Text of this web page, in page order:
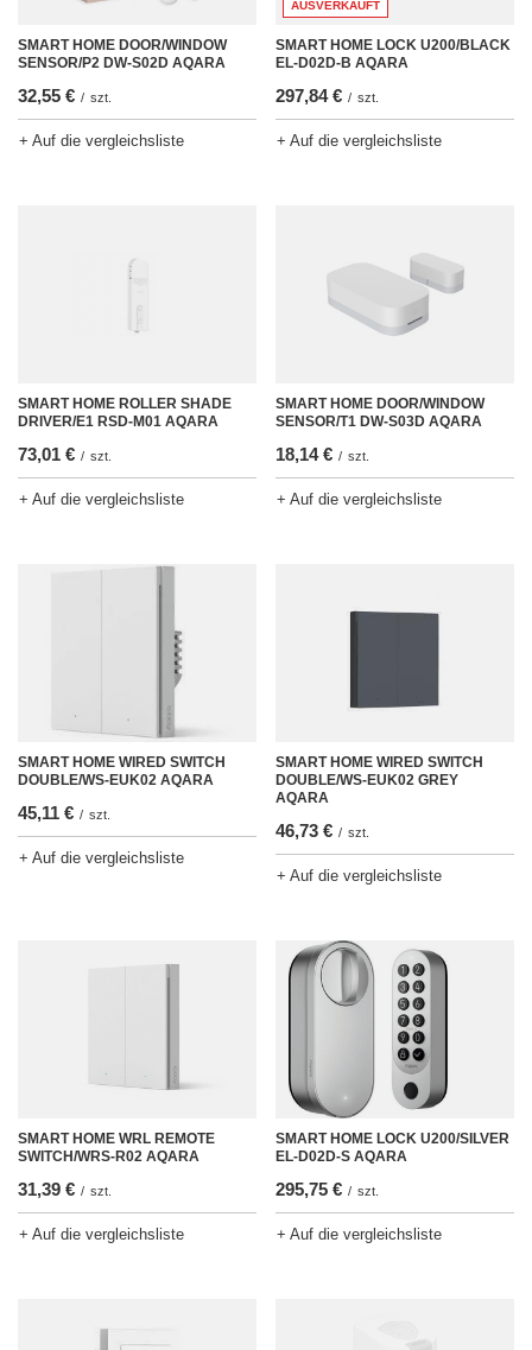
SMART HOME DOOR/WINDOW
SENSOR/P2 DW-S02D AQARA
32,55 € / szt.
+ Auf die vergleichsliste
AUSVERKAUFT
SMART HOME LOCK U200/BLACK
EL-D02D-B AQARA
297,84 € / szt.
+ Auf die vergleichsliste
SMART HOME ROLLER SHADE
DRIVER/E1 RSD-M01 AQARA
73,01 € / szt.
+ Auf die vergleichsliste
SMART HOME DOOR/WINDOW
SENSOR/T1 DW-S03D AQARA
18,14 € / szt.
+ Auf die vergleichsliste
SMART HOME WIRED SWITCH
DOUBLE/WS-EUK02 AQARA
45,11 € / szt.
+ Auf die vergleichsliste
SMART HOME WIRED SWITCH
DOUBLE/WS-EUK02 GREY
AQARA
46,73 € / szt.
+ Auf die vergleichsliste
SMART HOME WRL REMOTE
SWITCH/WRS-R02 AQARA
31,39 € / szt.
+ Auf die vergleichsliste
SMART HOME LOCK U200/SILVER
EL-D02D-S AQARA
295,75 € / szt.
+ Auf die vergleichsliste